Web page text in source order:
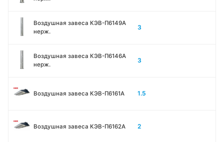
Воздушная завеса КЭВ-П6149A
нерж.
3
Воздушная завеса КЭВ-П6146A
нерж.
3
Воздушная завеса КЭВ-П6161А 1.5
Воздушная завеса КЭВ-П6162А 2